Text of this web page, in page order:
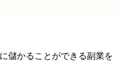
儲かることができる副業を